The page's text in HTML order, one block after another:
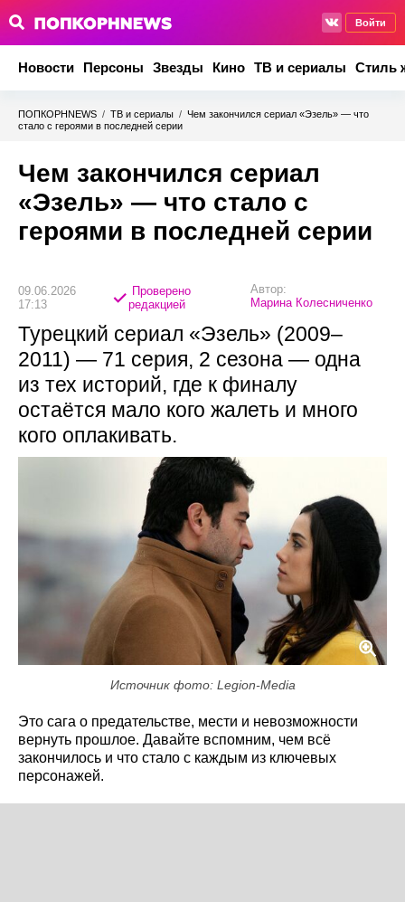
Войти
Новости Персоны Звезды Кино ТВ и сериалы Стиль
ПОПКОРНNEWS / ТВ и сериалы / Чем закончился сериал «Эзель» — что
стало с героями в последней серии
Чем закончился сериал
«Эзель» — что стало с
героями в последней серии
09.06.2026
17:13
Проверено
редакцией
Автор:
Марина Колесниченко
Турецкий сериал «Эзель» (2009–
2011) — 71 серия, 2 сезона — одна
из тех историй, где к финалу
остаётся мало кого жалеть и много
кого оплакивать.
Источник фото: Legion-Media
Это сага о предательстве, мести и невозможности
вернуть прошлое. Давайте вспомним, чем всё
закончилось и что стало с каждым из ключевых
персонажей.